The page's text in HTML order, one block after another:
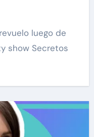
show Secretos